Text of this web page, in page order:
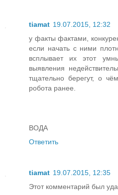
tiamat 19.07.2015, 12:32
у факты фактами,
если начать с ними
всплывает их этот
выявления
тщательно берегут, о
робота ранее.
ВОДА
Ответить
tiamat 19.07.2015, 12:35
Этот комментарий был